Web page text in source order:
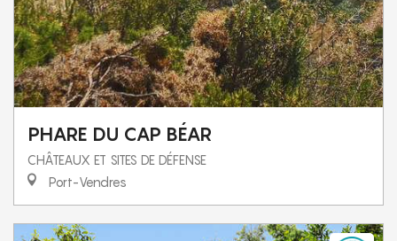
PHARE DU CAP BÉAR
CHÂTEAUX ET SITES DE DÉFENSE
Port-Vendres